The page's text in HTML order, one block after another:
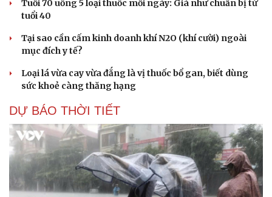
Tuổi 70 uống 5 loại thuốc mỗi ngày: Giá như chuẩn bị từ
tuổi 40
Tại sao cần cấm kinh doanh khí N2O (khí cười) ngoài
mục đích y tế?
Loại lá vừa cay vừa đắng là vị thuốc bổ gan, biết dùng
sức khoẻ càng thăng hạng
DỰ BÁO THỜI TIẾT